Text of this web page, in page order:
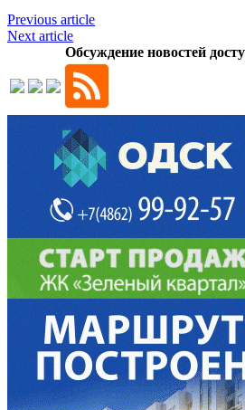
Previous article
Next article
Обсуждение новостей